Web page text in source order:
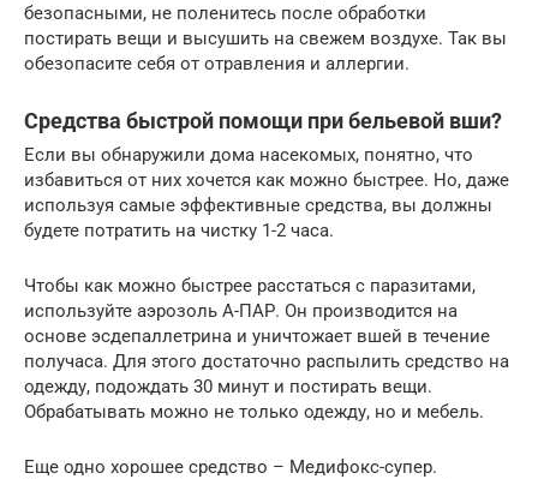
безопасными, не поленитесь после обработки
постирать вещи и высушить на свежем воздухе. Так вы
обезопасите себя от отравления и аллергии.
Средства быстрой помощи при бельевой вши?
Если вы обнаружили дома насекомых, понятно, что
избавиться от них хочется как можно быстрее. Но, даже
используя самые эффективные средства, вы должны
будете потратить на чистку 1-2 часа.
Чтобы как можно быстрее расстаться с паразитами,
используйте аэрозоль А-ПАР. Он производится на
основе эсдепаллетрина и уничтожает вшей в течение
получаса. Для этого достаточно распылить средство на
одежду, подождать 30 минут и постирать вещи.
Обрабатывать можно не только одежду, но и мебель.
Еще одно хорошее средство – Медифокс-супер.